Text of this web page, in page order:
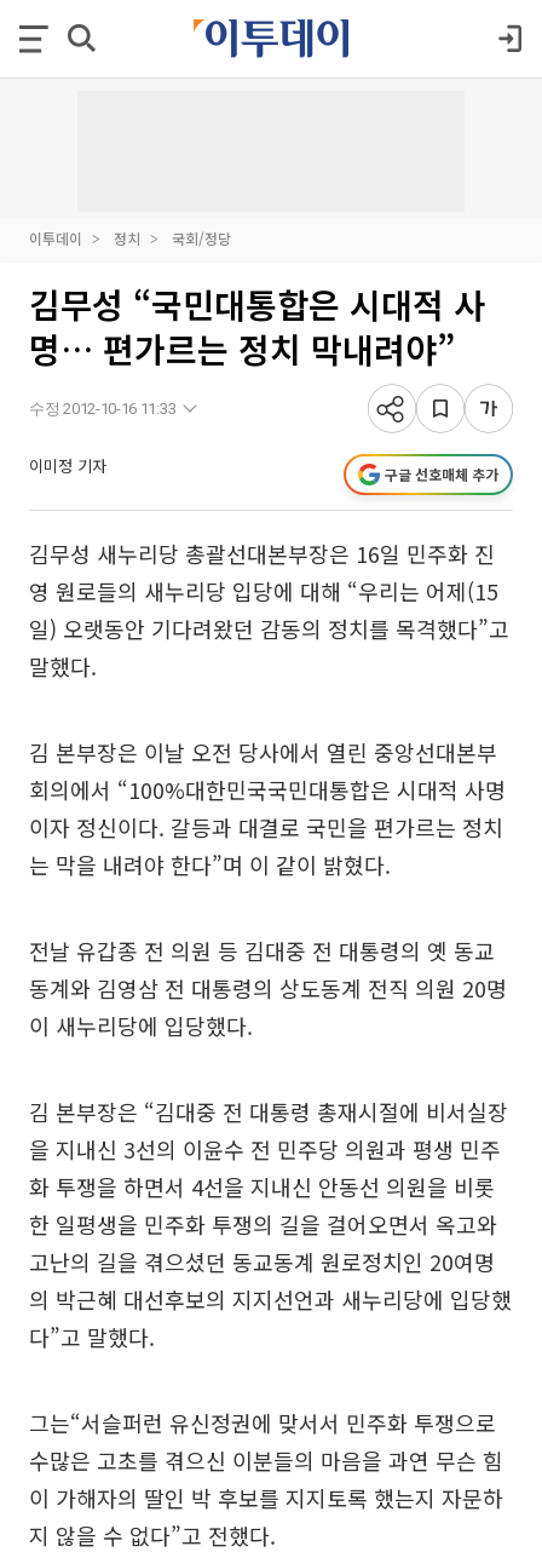
이투데이 정치 국회/정당
김무성 “국민대통합은 시대적 사
명… 편가르는 정치 막내려야”
수정 2012-10-16 11:33
이미정 기자 구글 선호매체 추가
김무성 새누리당 총괄선대본부장은 16일 민주화 진
영 원로들의 새누리당 입당에 대해 “우리는 어제(15
일) 오랫동안 기다려왔던 감동의 정치를 목격했다”고
말했다.
김 본부장은 이날 오전 당사에서 열린 중앙선대본부
회의에서 “100%대한민국국민대통합은 시대적 사명
이자 정신이다. 갈등과 대결로 국민을 편가르는 정치
는 막을 내려야 한다”며 이 같이 밝혔다.
전날 유갑종 전 의원 등 김대중 전 대통령의 옛 동교
동계와 김영삼 전 대통령의 상도동계 전직 의원 20명
이 새누리당에 입당했다.
김 본부장은 “김대중 전 대통령 총재시절에 비서실장
을 지내신 3선의 이윤수 전 민주당 의원과 평생 민주
화 투쟁을 하면서 4선을 지내신 안동선 의원을 비롯
한 일평생을 민주화 투쟁의 길을 걸어오면서 옥고와
고난의 길을 겪으셨던 동교동계 원로정치인 20여명
의 박근혜 대선후보의 지지선언과 새누리당에 입당했
다”고 말했다.
그는“서슬퍼런 유신정권에 맞서서 민주화 투쟁으로
수많은 고초를 겪으신 이분들의 마음을 과연 무슨 힘
이 가해자의 딸인 박 후보를 지지토록 했는지 자문하
지 않을 수 없다”고 전했다.